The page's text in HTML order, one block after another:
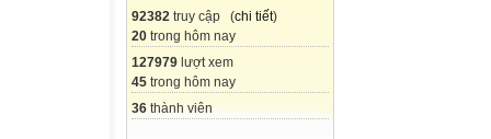
92382 truy cập (chi tiết)
20 trong hôm nay
127979 lượt xem
45 trong hôm nay
36 thành viên